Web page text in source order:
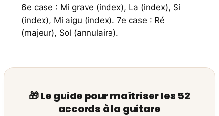
6e case : Mi grave (index), La (index), Si
(index), Mi aigu (index). 7e case : Ré
(majeur), Sol (annulaire).
🎁 Le guide pour maîtriser les 52
accords à la guitare